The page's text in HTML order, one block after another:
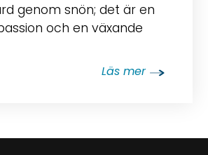
genom snön; det är en
och en växande
Läs mer